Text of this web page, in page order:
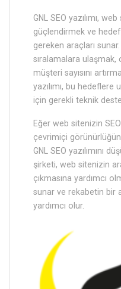
GNL SEO yazılımı,
güçlendirmek ve
gereken araçları
sıralamalara
müşteri sayısını
yazılımı, bu hedeflere
için gerekli teknik
Eğer web sitenizin
çevrimiçi
GNL SEO yazılımını
şirketi, web sitenizin
çıkmasına yardımcı
sunar ve rekabetin bir
yardımcı olur.